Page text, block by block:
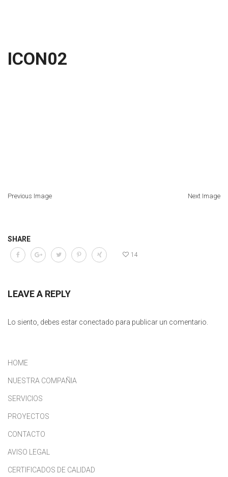
ICON02
Previous Image Next Image
SHARE
14
LEAVE A REPLY
Lo siento, debes estar conectado para publicar un comentario.
HOME
NUESTRA COMPAÑIA
SERVICIOS
PROYECTOS
CONTACTO
AVISO LEGAL
CERTIFICADOS DE CALIDAD